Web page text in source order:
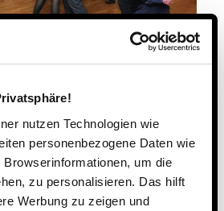
nutzen Technologien wie
personenbezogene Daten wie
um die
zu personalisieren. Das hilft
Werbung zu zeigen und